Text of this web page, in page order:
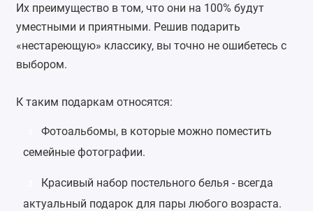
Их преимущество в том, что они на 100% будут
уместными и приятными. Решив подарить
«нестареющую» классику, вы точно не ошибетесь с
выбором.
К таким подаркам относятся:
Фотоальбомы, в которые можно поместить
семейные фотографии.
Красивый набор постельного белья - всегда
актуальный подарок для пары любого возраста.